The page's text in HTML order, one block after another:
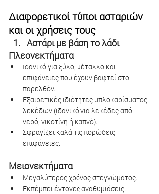
Διαφορετικοί τύποι ασταριών
και οι χρήσεις τους
Αστάρι με βάση το λάδι
Πλεονεκτήματα
Ιδανικό για ξύλο, μέταλλο και
επιφάνειες που έχουν βαφτεί στο
παρελθόν.
Εξαιρετικές ιδιότητες μπλοκαρίσματος
λεκέδων (ιδανικό για λεκέδες από
νερό, νικοτίνη ή καπνό).
Σφραγίζει καλά τις πορώδεις
επιφάνειες.
Μειονεκτήματα
Μεγαλύτερος χρόνος στεγνώματος.
Εκπέμπει έντονες αναθυμιάσεις.